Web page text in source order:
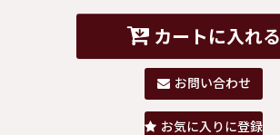
カートに入れる
お問い合わせ
お気に入りに登録